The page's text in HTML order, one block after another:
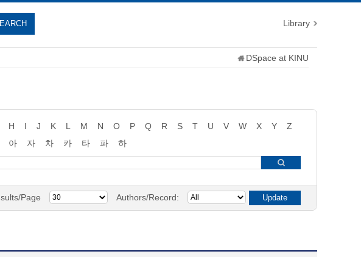
Library
DSpace at KINU
H I J K L M N O P Q R S T U V W X Y
Z
아 자 차 카 타 파
하
Page Authors/Record: